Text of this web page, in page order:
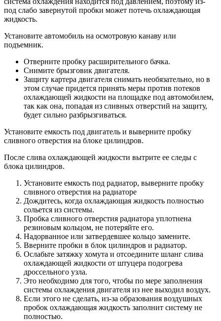
под слабо завернутой пробки может потечь охлаждающая
жидкость.
Установите автомобиль на осмотровую канаву или
подъемник.
Отверните пробку расширительного бачка.
Снимите брызговик двигателя.
Защиту картера двигателя снимать необязательно, но в
этом случае придется принять меры против потеков
охлаждающей жидкости на площадке под автомобилем,
так как она, попадая из сливных отверстий на защиту,
будет сильно разбрызгиваться.
Установите емкость под двигатель и выверните пробку
сливного отверстия на блоке цилиндров.
После слива охлаждающей жидкости вытрите ее следы с
блока цилиндров.
Установите емкость под радиатор, выверните пробку
сливного отверстия на радиаторе
Дождитесь, когда охлаждающая жидкость полностью
сольется из системы.
Пробка сливного отверстия радиатора уплотнена
резиновым кольцом, не потеряйте его.
Надорванное или затвердевшее кольцо замените.
Вверните пробки в блок цилиндров и радиатор.
Ослабьте затяжку хомута и отсоедините шланг слива
охлаждающей жидкости от штуцера подогрева
дроссельного узла.
Это необходимо для того, чтобы по мере заполнения
системы охлаждения двигателя из нее выходил воздух.
Если этого не сделать, из-за образования воздушных
пробок охлаждающая жидкость заполнит систему не
полностью.